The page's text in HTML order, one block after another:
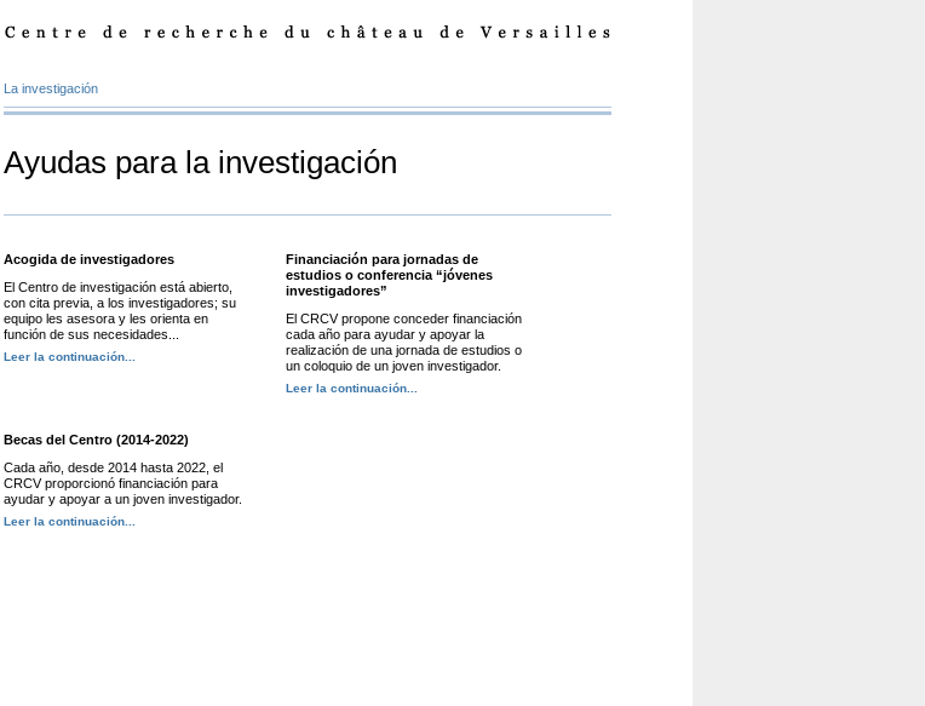
La investigación
Ayudas para la investigación
Acogida de investigadores
El Centro de investigación está abierto,
con cita previa, a los investigadores; su
equipo les asesora y les orienta en
función de sus necesidades...
Leer la continuación...
Financiación para jornadas de
estudios o conferencia “jóvenes
investigadores”
El CRCV propone conceder financiación
cada año para ayudar y apoyar la
realización de una jornada de estudios o
un coloquio de un joven investigador.
Leer la continuación...
Becas del Centro (2014-2022)
Cada año, desde 2014 hasta 2022, el
CRCV proporcionó financiación para
ayudar y apoyar a un joven investigador.
Leer la continuación...